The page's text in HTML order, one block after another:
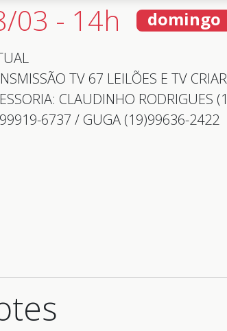
03 - 14h domingo
TV 67 LEILÕES E TV
CLAUDINHO RODRIGUES
6737 / GUGA (19)99636-2422